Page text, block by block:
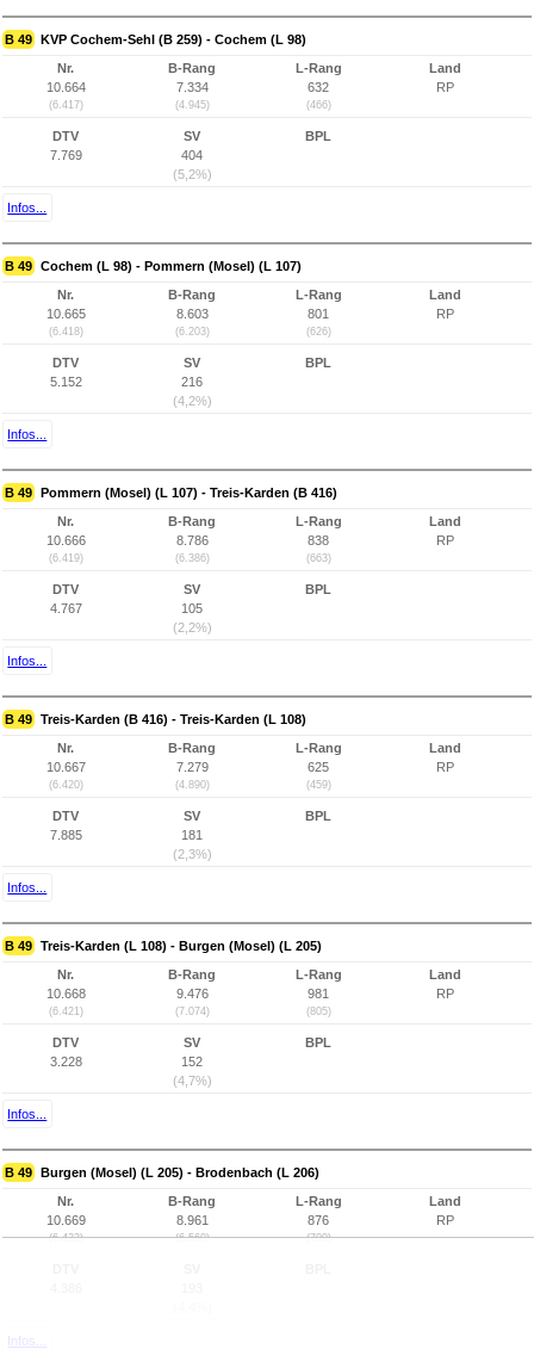
B 49 KVP Cochem-Sehl (B 259) - Cochem (L 98)
Nr.
10.664
(6.417)
B-Rang
7.334
(4.945)
L-Rang
632
(466)
Land
RP
DTV
7.769
SV
404
(5,2%)
BPL
Infos...
B 49 Cochem (L 98) - Pommern (Mosel) (L 107)
Nr.
10.665
(6.418)
B-Rang
8.603
(6.203)
L-Rang
801
(626)
Land
RP
DTV
5.152
SV
216
(4,2%)
BPL
Infos...
B 49 Pommern (Mosel) (L 107) - Treis-Karden (B 416)
Nr.
10.666
(6.419)
B-Rang
8.786
(6.386)
L-Rang
838
(663)
Land
RP
DTV
4.767
SV
105
(2,2%)
BPL
Infos...
B 49 Treis-Karden (B 416) - Treis-Karden (L 108)
Nr.
10.667
(6.420)
B-Rang
7.279
(4.890)
L-Rang
625
(459)
Land
RP
DTV
7.885
SV
181
(2,3%)
BPL
Infos...
B 49 Treis-Karden (L 108) - Burgen (Mosel) (L 205)
Nr.
10.668
(6.421)
B-Rang
9.476
(7.074)
L-Rang
981
(805)
Land
RP
DTV
3.228
SV
152
(4,7%)
BPL
Infos...
B 49 Burgen (Mosel) (L 205) - Brodenbach (L 206)
Nr.
10.669
(6.422)
B-Rang
8.961
(6.560)
L-Rang
876
(700)
Land
RP
Infos...